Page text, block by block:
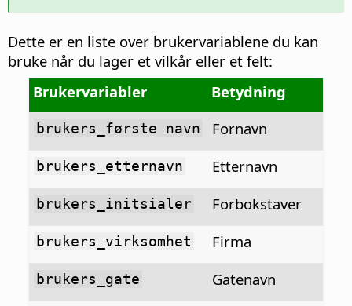
Dette er en liste over brukervariablene du kan
bruke når du lager et vilkår eller et felt:
Brukervariabler
Betydning
brukers_første navn Fornavn
brukers_etternavn Etternavn
brukers_initsialer Forbokstaver
brukers_virksomhet Firma
brukers_gate Gatenavn